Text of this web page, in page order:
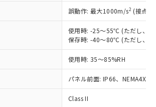
誤動作: 最大1000m/s2 (接点
使用時: -25～55℃ (ただし、氷
保存時: -40～80℃ (ただし、氷
使用時: 35～85%RH
パネル前面: IP66、NEMA4X,
Class II
ないようお願いします。
パーツ機能（部品リスト作成サー
）をご利用いただくには、I-Web
バーズにご登録されている必要が
様が当ウェブサイト上で当社にご
された部品リストについて、当社
び当社の共同利用者が、当社の製
サービスに関するお客様との取
商談に必要な範囲で利用すること
の切り替え状況などにより、予定
することがあります。
証明書ダウンロード
含有証明書をダウンロードするこ
す。
通常の使用状況下において有害物
に漏えいし、環境に深刻な影響を
年数を意味します。
未確認です。当社販売部門へお問
ださい。
三者に通知します。また当社は、
先および販売に係わる関係者が違
輸出するおそれがある場合は、取
きをいたしません。
キャンセル
受注生産機種、また在庫状況の
情報を公開していない機種